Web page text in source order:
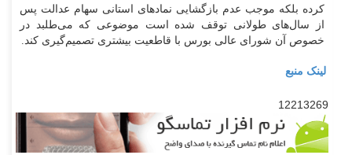
کرده بلکه موجب عدم بازگشایی نماد‌های استانی سهام عدالت پس
از سال‌های طولانی توقف شده است موضوعی که می‌طلبد در
خصوص آن شورای عالی بورس با قاطعیت بیشتری تصمیم‌گیری کند.
لینک منبع
12213269